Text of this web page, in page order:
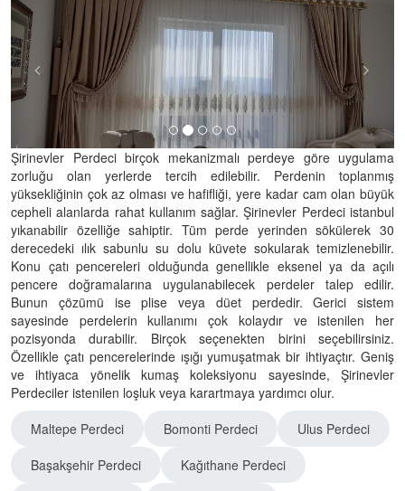
Şirinevler Perdeci birçok mekanizmalı perdeye göre uygulama
zorluğu olan yerlerde tercih edilebilir. Perdenin toplanmış
yüksekliğinin çok az olması ve hafifliği, yere kadar cam olan büyük
cepheli alanlarda rahat kullanım sağlar. Şirinevler Perdeci istanbul
yıkanabilir özelliğe sahiptir. Tüm perde yerinden sökülerek 30
derecedeki ılık sabunlu su dolu küvete sokularak temizlenebilir.
Konu çatı pencereleri olduğunda genellikle eksenel ya da açılı
pencere doğramalarına uygulanabilecek perdeler talep edilir.
Bunun çözümü ise plise veya düet perdedir. Gerici sistem
sayesinde perdelerin kullanımı çok kolaydır ve istenilen her
pozisyonda durabilir. Birçok seçenekten birini seçebilirsiniz.
Özellikle çatı pencerelerinde ışığı yumuşatmak bir ihtiyaçtır. Geniş
ve ihtiyaca yönelik kumaş koleksiyonu sayesinde, Şirinevler
Perdeciler istenilen loşluk veya karartmaya yardımcı olur.
Maltepe Perdeci
Bomonti Perdeci
Ulus Perdeci
Başakşehir Perdeci
Kağıthane Perdeci